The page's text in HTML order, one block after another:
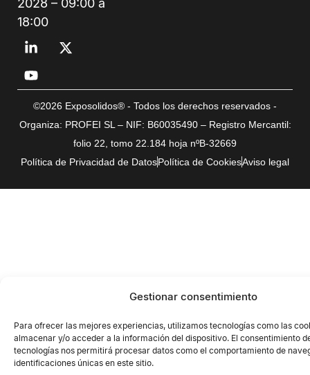
Gestionar consentimiento
Para ofrecer las mejores experiencias, utilizamos tecnologías como las
almacenar y/o acceder a la información del dispositivo. El consentimiento
tecnologías nos permitirá procesar datos como el comportamiento de
identificaciones únicas en este sitio.
2028 – 09:00 a
18:00
©2026 Exposolidos® - Todos los derechos reservados -
Organiza: PROFEI SL – NIF: B60035490 – Registro Mercantil:
folio 22, tomo 22.184 hoja nºB-32669
Política de Privacidad de DatosPolítica de CookiesAviso legal